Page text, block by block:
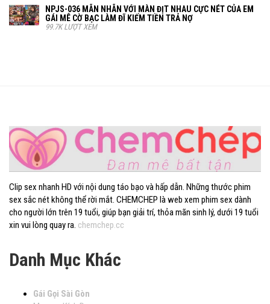
NPJS-036 MÃN NHÃN VỚI MÀN ĐỊT NHAU CỰC NÉT CỦA EM
GÁI MÊ CỜ BẠC LÀM ĐĨ KIẾM TIỀN TRẢ NỢ
99.7K LƯỢT XEM
Clip sex nhanh HD với nội dung táo bạo và hấp dẫn. Những thước phim
sex sắc nét không thể rời mắt. CHEMCHEP là web xem phim sex dành
cho người lớn trên 19 tuổi, giúp bạn giải trí, thỏa mãn sinh lý, dưới 19 tuổi
xin vui lòng quay ra. chemchep.cc
Danh Mục Khác
Gái Gọi Sài Gòn